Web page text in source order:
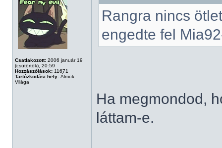
Csatlakozott: 2006 január 19
(csütörtök), 20:59
Hozzászólások: 11671
Tartózkodási hely: Álmok
Világa
Rangra nincs
engedte fel
Ha megmondod,
láttam-e.